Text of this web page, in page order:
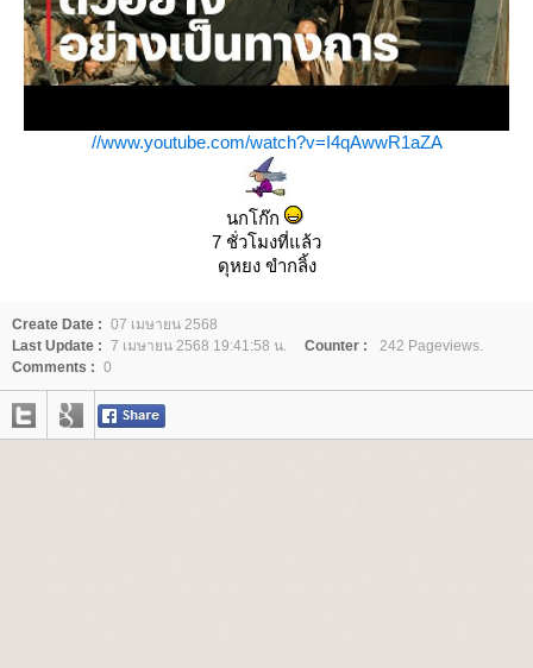
//www.youtube.com/watch?v=I4qAwwR1aZA
นกโก๊ก
7 ชั่วโมงที่แล้ว
ดุหยง ขำกลิ้ง
Create Date : 07 เมษายน 2568
Last Update : 7 เมษายน 2568 19:41:58 น. Counter :
242 Pageviews.
Comments : 0